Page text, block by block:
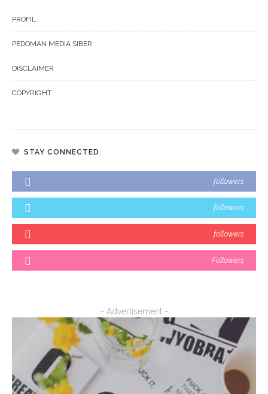
PROFIL
PEDOMAN MEDIA SIBER
DISCLAIMER
COPYRIGHT
STAY CONNECTED
followers
followers
followers
Followers
- Advertisement -